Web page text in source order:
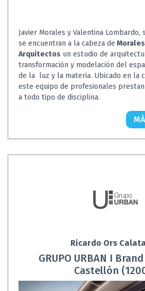
Javier Morales y Valentina Lombardo,
se encuentran a la cabeza de
Arquitectos un estudio de
transformación y modelación del
de la luz y la materia. Ubicado en la
este equipo de profesionales
a todo tipo de disciplina.
Ricardo Ors
GRUPO URBAN I
Castellón